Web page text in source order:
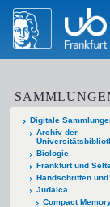
Digitale
Archiv der
Biologie
Frankfurt und
Handschriften
Judaica
Compact